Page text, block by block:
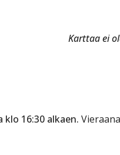
Karttaa ei
klo 16:30 alkaen.